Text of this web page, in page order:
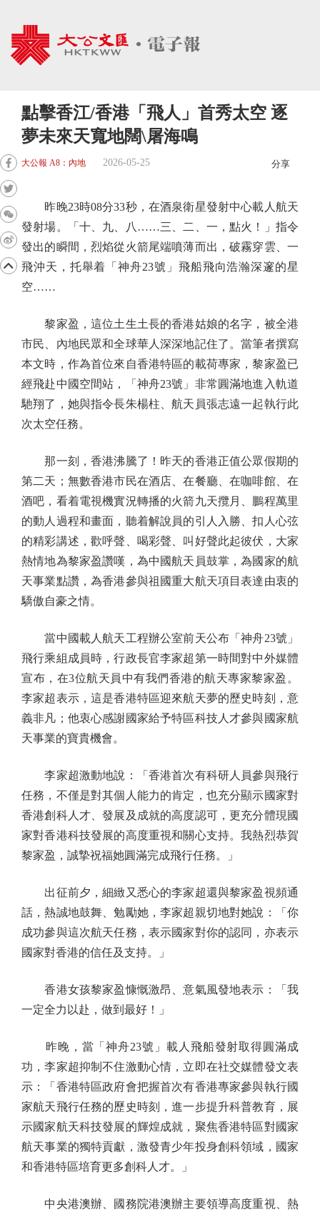
點擊香江/香港「飛人」首秀太空 逐
夢未來天寬地闊\屠海鳴
大公報 A8：內地 2026-05-25 分享
昨晚23時08分33秒，在酒泉衛星發射中心載人航天
發射場。「十、九、八……三、二、一，點火！」指令
發出的瞬間，烈焰從火箭尾端噴薄而出，破霧穿雲、一
飛沖天，托舉着「神舟23號」飛船飛向浩瀚深邃的星
空……
黎家盈，這位土生土長的香港姑娘的名字，被全港
市民、內地民眾和全球華人深深地記住了。當筆者撰寫
本文時，作為首位來自香港特區的載荷專家，黎家盈已
經飛赴中國空間站，「神舟23號」非常圓滿地進入軌道
馳翔了，她與指令長朱楊柱、航天員張志遠一起執行此
次太空任務。
那一刻，香港沸騰了！昨天的香港正值公眾假期的
第二天；無數香港市民在酒店、在餐廳、在咖啡館、在
酒吧，看着電視機實況轉播的火箭九天攬月、鵬程萬里
的動人過程和畫面，聽着解說員的引人入勝、扣人心弦
的精彩講述，歡呼聲、喝彩聲、叫好聲此起彼伏，大家
熱情地為黎家盈讚嘆，為中國航天員鼓掌，為國家的航
天事業點讚，為香港參與祖國重大航天項目表達由衷的
驕傲自豪之情。
當中國載人航天工程辦公室前天公布「神舟23號」
飛行乘組成員時，行政長官李家超第一時間對中外媒體
宣布，在3位航天員中有我們香港的航天專家黎家盈。
李家超表示，這是香港特區迎來航天夢的歷史時刻，意
義非凡；他衷心感謝國家給予特區科技人才參與國家航
天事業的寶貴機會。
李家超激動地說：「香港首次有科研人員參與飛行
任務，不僅是對其個人能力的肯定，也充分顯示國家對
香港創科人才、發展及成就的高度認可，更充分體現國
家對香港科技發展的高度重視和關心支持。我熱烈恭賀
黎家盈，誠摯祝福她圓滿完成飛行任務。」
出征前夕，細緻又悉心的李家超還與黎家盈視頻通
話，熱誠地鼓舞、勉勵她，李家超親切地對她說：「你
成功參與這次航天任務，表示國家對你的認同，亦表示
國家對香港的信任及支持。」
香港女孩黎家盈慷慨激昂、意氣風發地表示：「我
一定全力以赴，做到最好！」
昨晚，當「神舟23號」載人飛船發射取得圓滿成
功，李家超抑制不住激動心情，立即在社交媒體發文表
示：「香港特區政府會把握首次有香港專家參與執行國
家航天飛行任務的歷史時刻，進一步提升科普教育，展
示國家航天科技發展的輝煌成就，聚焦香港特區對國家
航天事業的獨特貢獻，激發青少年投身創科領域，國家
和香港特區培育更多創科人才。」
中央港澳辦、國務院港澳辦主要領導高度重視、熱